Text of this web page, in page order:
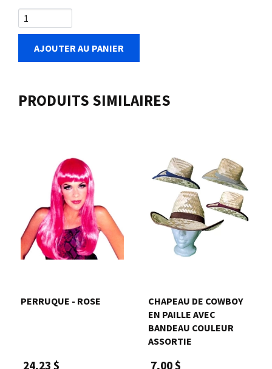
AJOUTER AU PANIER
PRODUITS SIMILAIRES
PERRUQUE - ROSE
24,23 $
CHAPEAU DE COWBOY
EN PAILLE AVEC
BANDEAU COULEUR
ASSORTIE
7,00 $